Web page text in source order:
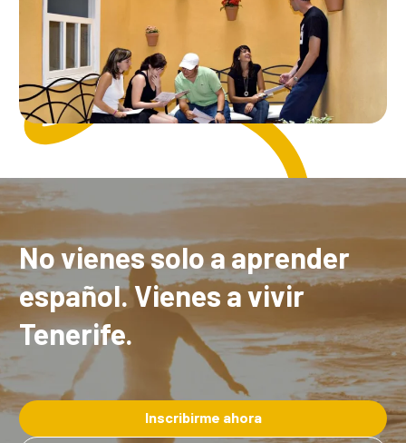
No vienes solo a aprender
español. Vienes a vivir
Tenerife.
Inscribirme ahora